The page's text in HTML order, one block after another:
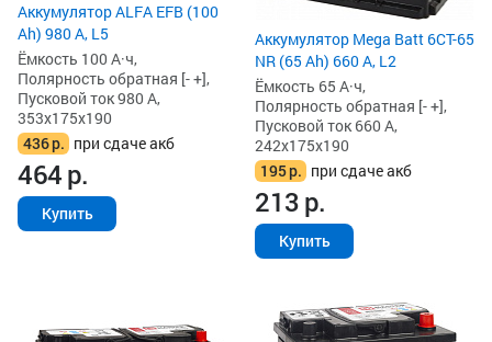
Аккумулятор ALFA EFB (100
Ah) 980 А, L5
Ёмкость 100 А·ч,
Полярность обратная [- +],
Пусковой ток 980 А,
353x175x190
436р. при сдаче акб
464р.
Купить
Аккумулятор Mega Batt 6CT-65
NR (65 Ah) 660 А, L2
Ёмкость 65 А·ч,
Полярность обратная [- +],
Пусковой ток 660 А,
242x175x190
195р. при сдаче акб
213р.
Купить